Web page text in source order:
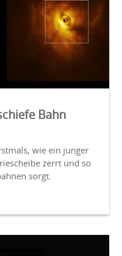
Bahn
wie ein junger
zerrt und so
sorgt.